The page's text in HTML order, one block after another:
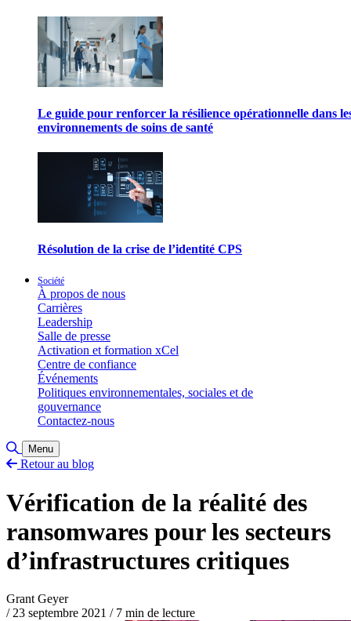
Le guide pour renforcer la résilience opérationnelle dans
environnements de soins de santé
Résolution de la crise de l’identité CPS
Société
À propos de nous
Carrières
Leadership
Salle de presse
Activation et formation xCel
Centre de confiance
Événements
Politiques environnementales, sociales et de
gouvernance
Contactez-nous
Basculer la recherche
Menu
Retour au blog
Vérification de la réalité des
ransomwares pour les secteurs
d’infrastructures critiques
Grant Geyer
/ 23 septembre 2021 /7 min de lecture